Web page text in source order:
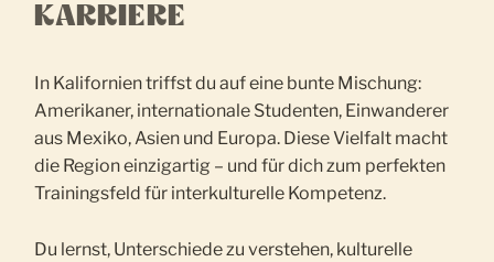
KARRIERE
In Kalifornien triffst du auf eine bunte Mischung:
Amerikaner, internationale Studenten, Einwanderer
aus Mexiko, Asien und Europa. Diese Vielfalt macht
die Region einzigartig – und für dich zum perfekten
Trainingsfeld für interkulturelle Kompetenz.
Du lernst, Unterschiede zu verstehen, kulturelle